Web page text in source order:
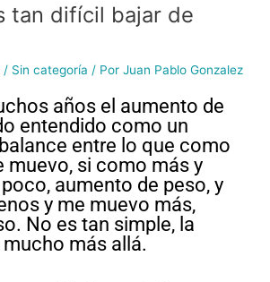
tan difícil bajar de
/ Sin categoría / PorJuan Pablo Gonzalez
años el aumento de
entendido como un
entre lo que como
muevo, si como más y
aumento de peso, y
y me muevo más,
No es tan simple, la
más allá.